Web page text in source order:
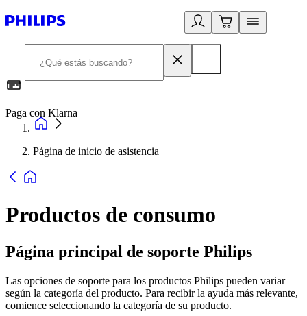
Paga con Klarna
Página de inicio de asistencia
Productos de consumo
Página principal de soporte Philips
Las opciones de soporte para los productos Philips pueden variar
según la categoría del producto. Para recibir la ayuda más relevante,
comience seleccionando la categoría de su producto.